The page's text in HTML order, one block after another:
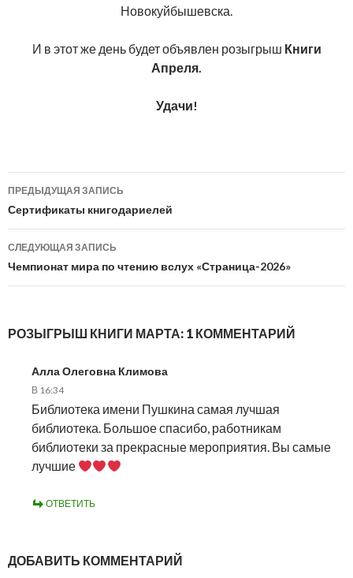
Новокуйбышевска.
И в этот же день будет объявлен розыгрыш Книги
Апреля.
Удачи!
Навигация
по
записям
ПРЕДЫДУЩАЯ ЗАПИСЬ
Сертификаты книгодариелей
СЛЕДУЮЩАЯ ЗАПИСЬ
Чемпионат мира по чтению вслух «Страница-2026»
РОЗЫГРЫШ КНИГИ МАРТА: 1 КОММЕНТАРИЙ
Алла Олеговна Климова
В 16:34
Библиотека имени Пушкина самая лучшая
библиотека. Большое спасибо, работникам
библиотеки за прекрасные мероприятия. Вы самые
лучшие
ОТВЕТИТЬ
ДОБАВИТЬ КОММЕНТАРИЙ